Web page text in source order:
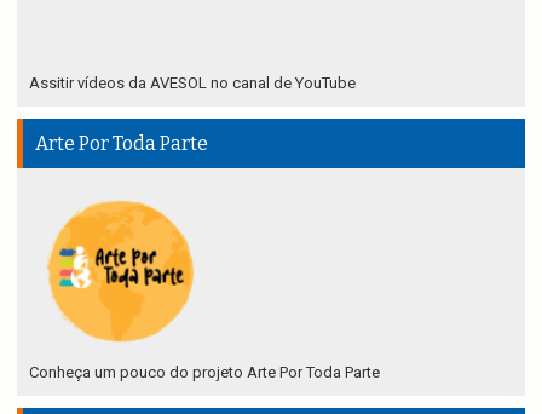
Assitir vídeos da AVESOL no canal de YouTube
Arte Por Toda Parte
Conheça um pouco do projeto Arte Por Toda Parte